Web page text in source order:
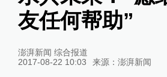
友任何帮助”
澎湃新闻 综合报道
2017-08-22 10:03
来源： 澎湃新闻